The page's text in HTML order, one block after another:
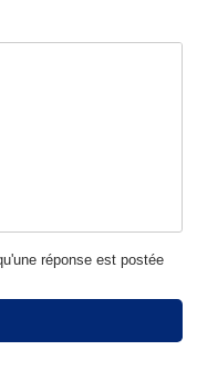
réponse est postée